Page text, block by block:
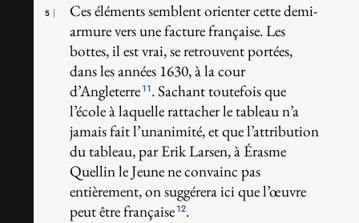
5
Ces éléments semblent orienter cette demi-
armure vers une facture française. Les
bottes, il est vrai, se retrouvent portées,
dans les années 1630, à la cour
d’Angleterre 11. Sachant toutefois que
l’école à laquelle rattacher le tableau n’a
jamais fait l’unanimité, et que l’attribution
du tableau, par Erik Larsen, à Érasme
Quellin le Jeune ne convainc pas
entièrement, on suggérera ici que l’œuvre
peut être française 12.